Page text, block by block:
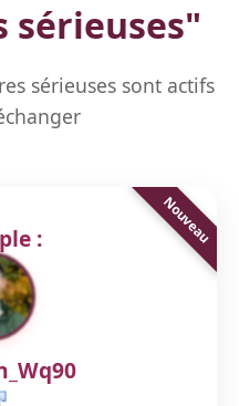
sérieuses"
sérieuses sont actifs
: